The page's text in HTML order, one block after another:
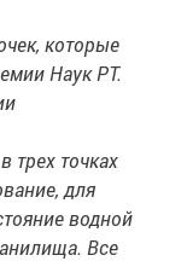
которые
Наук РТ.
трех точках
для
водной
Все